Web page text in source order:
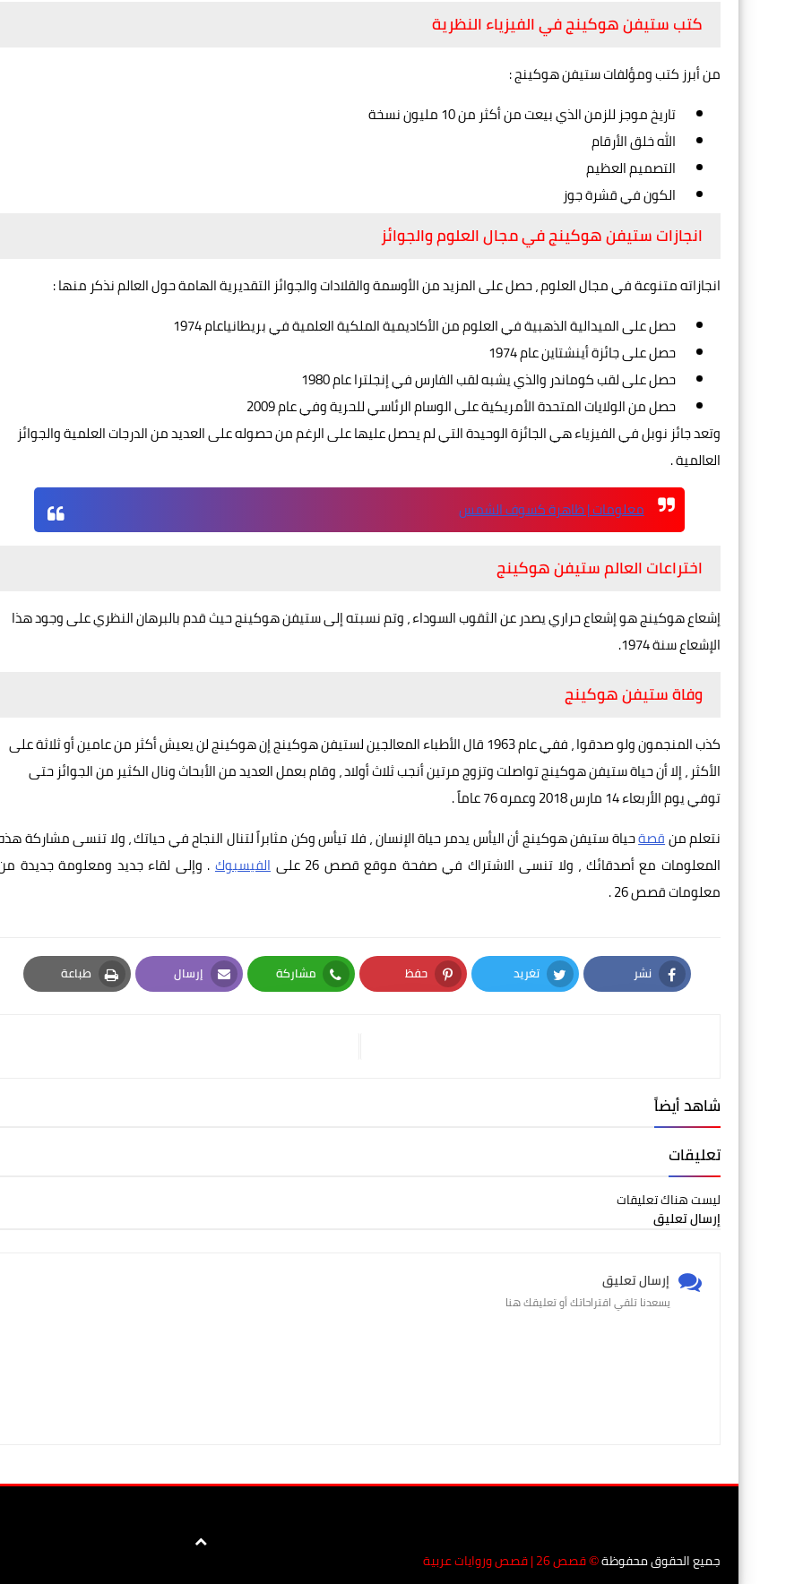
كتب ستيفن هوكينج في الفيزياء النظرية
من أبرز كتب ومؤلفات ستيفن هوكينج :
تاريخ موجز للزمن الذي بيعت من أكثر من 10 مليون نسخة
الله خلق الأرقام
التصميم العظيم
الكون في قشرة جوز
انجازات ستيفن هوكينج في مجال العلوم والجوائز
انجازاته متنوعة في مجال العلوم ، حصل على المزيد من الأوسمة والقلادات والجوائز التقديرية الهامة حول العالم نذكر منها :
حصل على الميدالية الذهبية في العلوم من الأكاديمية الملكية العلمية في بريطانياعام 1974
حصل على جائزة أينشتاين عام 1974
حصل على لقب كوماندر والذي يشبه لقب الفارس في إنجلترا عام 1980
حصل من الولايات المتحدة الأمريكية على الوسام الرئاسي للحرية وفي عام 2009
وتعد جائز نوبل في الفيزياء هي الجائزة الوحيدة التي لم يحصل عليها على الرغم من حصوله على العديد من الدرجات العلمية والجوائز
العالمية .
معلومات | ظاهرة كسوف الشمس
اختراعات العالم ستيفن هوكينج
إشعاع هوكينج هو إشعاع حراري يصدر عن الثقوب السوداء ، وتم نسبته إلى ستيفن هوكينج حيث قدم بالبرهان النظري على وجود هذا
الإشعاع سنة 1974.
وفاة ستيفن هوكينج
كذب المنجمون ولو صدقوا ، ففي عام 1963 قال الأطباء المعالجين لستيفن هوكينج إن هوكينج لن يعيش أكثر من عامين أو ثلاثة على
الأكثر ، إلا أن حياة ستيفن هوكينج تواصلت وتزوج مرتين أنجب ثلاث أولاد ، وقام بعمل العديد من الأبحاث ونال الكثير من الجوائز حتى
توفي يوم الأربعاء 14 مارس 2018 وعمره 76 عاماً .
نتعلم منقصةحياة ستيفن هوكينج أن اليأس يدمر حياة الإنسان ، فلا تيأس وكن مثابراً لتنال النجاح في حياتك ، ولا تنسى مشاركة
المعلومات مع أصدقائك ، ولا تنسى الاشتراك في صفحة موقع قصص 26 على
الفيسبوك . وإلى لقاء جديد ومعلومة جديدة
معلومات قصص 26 .
نشر
Facebook
تغريد
Twitter
حفظ
Pinterest
مشاركة
Whatsapp
إرسال
Email
طباعة
Print
شاهد أيضاً
تعليقات
ليست هناك تعليقات
إرسال تعليق
إرسال تعليق
يسعدنا تلقي اقتراحاتك أو تعليقك هنا
جميع الحقوق محفوظة©قصص 26 | قصص وروايات عربية